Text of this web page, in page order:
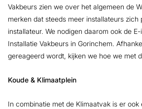
Vakbeurs zien we over het algemeen de
merken dat steeds meer installateurs
installateur. We nodigen daarom ook de
Installatie Vakbeurs in Gorinchem.
gereageerd wordt, kijken we hoe we met
Koude & Klimaatplein
In combinatie met de Klimaatvak is er